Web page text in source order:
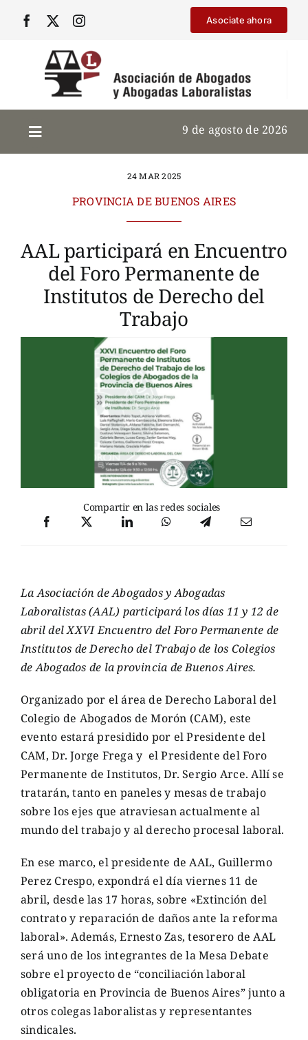
Asociate ahora
9 de agosto de 2026
24 MAR 2025
PROVINCIA DE BUENOS AIRES
AAL participará en Encuentro
del Foro Permanente de
Institutos de Derecho del
Trabajo
Compartir en las redes sociales
La Asociación de Abogados y Abogadas
Laboralistas (AAL) participará los días 11 y 12 de
abril del XXVI Encuentro del Foro Permanente de
Institutos de Derecho del Trabajo de los Colegios
de Abogados de la provincia de Buenos Aires.
Organizado por el área de Derecho Laboral del
Colegio de Abogados de Morón (CAM), este
evento estará presidido por el Presidente del
CAM, Dr. Jorge Frega y el Presidente del Foro
Permanente de Institutos, Dr. Sergio Arce. Allí se
tratarán, tanto en paneles y mesas de trabajo
sobre los ejes que atraviesan actualmente al
mundo del trabajo y al derecho procesal laboral.
En ese marco, el presidente de AAL, Guillermo
Perez Crespo, expondrá el día viernes 11 de
abril, desde las 17 horas, sobre «Extinción del
contrato y reparación de daños ante la reforma
laboral». Además, Ernesto Zas, tesorero de AAL
será uno de los integrantes de la Mesa Debate
sobre el proyecto de “conciliación laboral
obligatoria en Provincia de Buenos Aires” junto a
otros colegas laboralistas y representantes
sindicales.